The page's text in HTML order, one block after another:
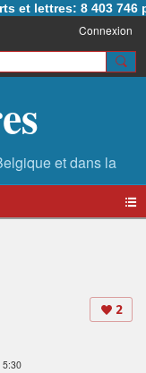
et lettres: 8 403 746
Connexion
2
5:30